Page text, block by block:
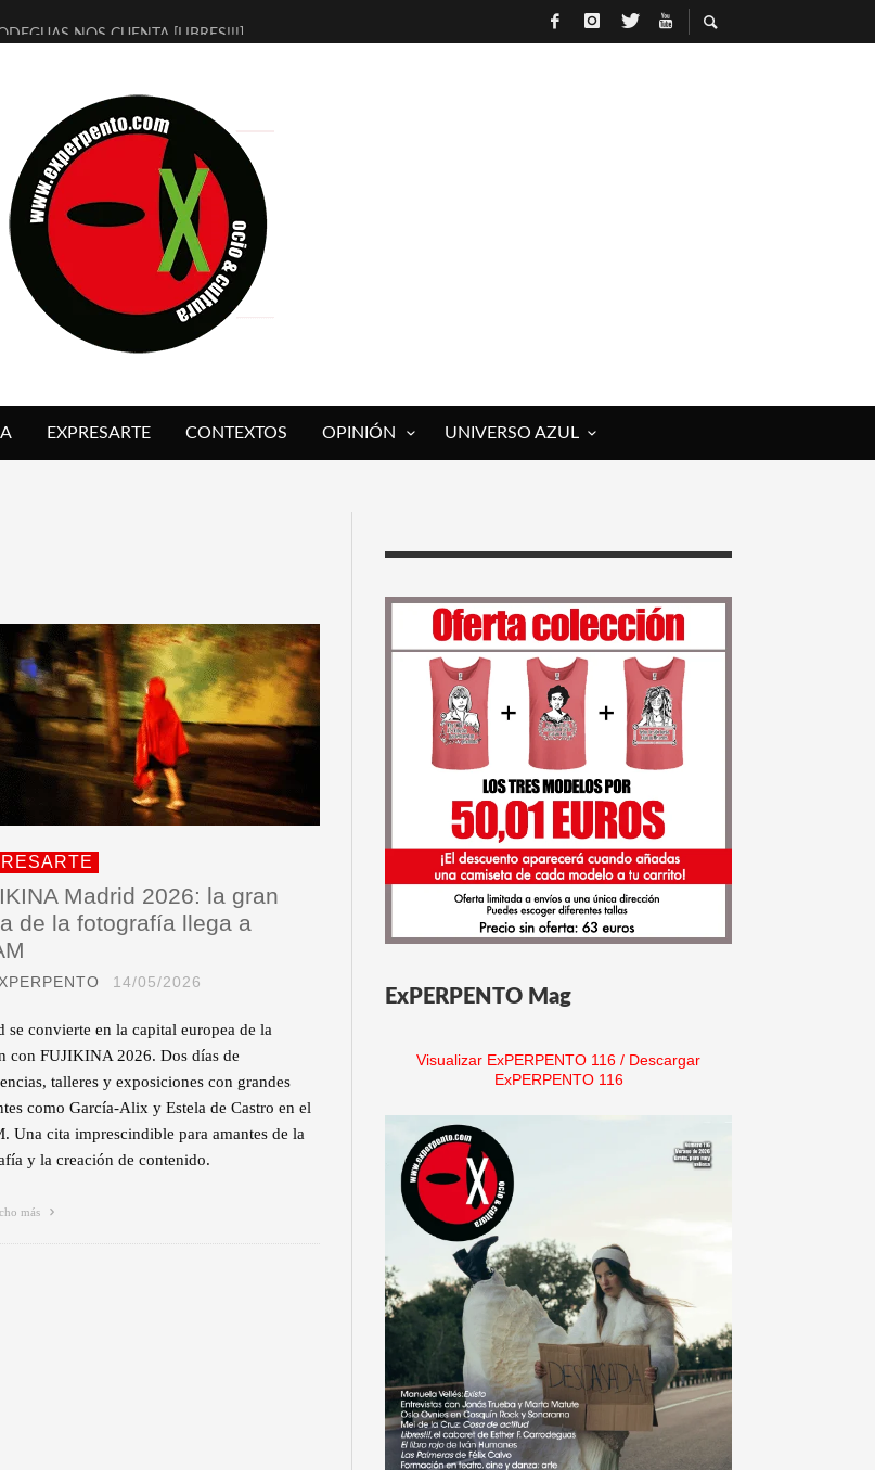
NOS CUENTA [LIBRES!!!]
DE JUAN GUERRERO ZAMORA
DEL DIRECTOR TEATRAL CLAUDIO TOLCACHIR
NADA) DE LA KATARSIS DEL TOMATAZO
EN #EXVITA
REINVENTAN [BITÁCORA 3.0] EN EXVITA
PRESENTA EN EXVITA [RELATIVA SENCILLEZ]
EXVITA INTERPRETANDO A SERRAT
EXPRESARTE CONTEXTOS OPINIÓN UNIVERSO AZUL
Madrid 2026: la gran
de la fotografía llega a
14/05/2026
se convierte en la capital europea de la
con FUJIKINA 2026. Dos días de
talleres y exposiciones con grandes
como García-Alix y Estela de Castro en el
Una cita imprescindible para amantes de la
y la creación de contenido.
más
ExPERPENTO Mag
Visualizar ExPERPENTO 116 / Descargar
ExPERPENTO 116